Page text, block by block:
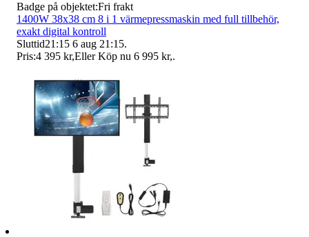
Badge på objektet:Fri frakt
1400W 38x38 cm 8 i 1 värmepressmaskin med full tillbehör,
exakt digital kontroll
Sluttid21:15 6 aug 21:15.
Pris:4 395 kr,Eller Köp nu 6 995 kr,.